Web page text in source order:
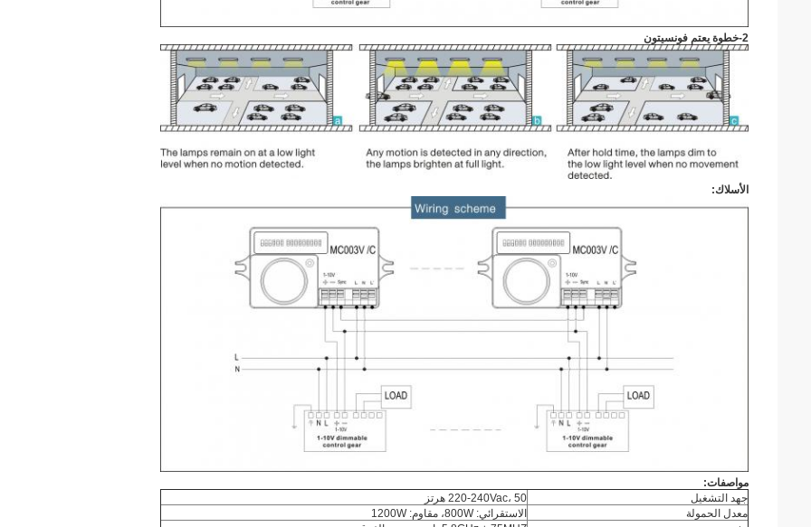
2-خطوة يعتم فونسيتون
الأسلاك:
مواصفات:
جهد التشغيل
220-240Vac، 50 هرتز
معدل الحمولة
الاستقرائي: 800W، مقاوم: 1200W